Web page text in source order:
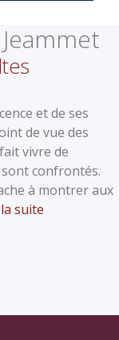
et de ses
de vue des
vivre de
confrontés.
à montrer aux
suite